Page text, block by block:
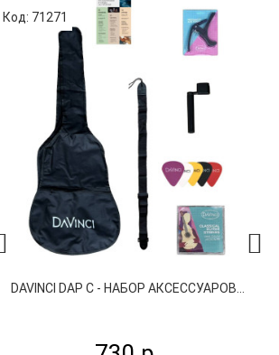
Код: 71271
DAVINCI DAP С - НАБОР АКСЕССУАРОВ...